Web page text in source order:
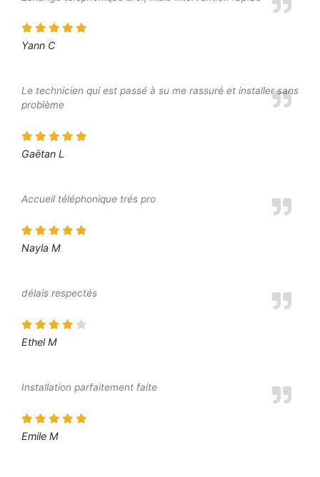
Yann C
Le technicien qui est passé à su me rassuré et installer sans
problème
Gaëtan L
Accueil téléphonique trés pro
Nayla M
délais respectés
Ethel M
Installation parfaitement faite
Emile M